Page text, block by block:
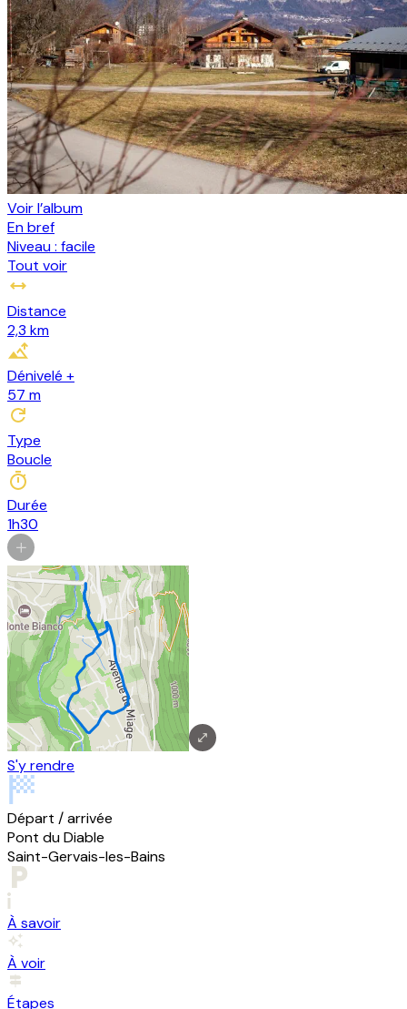
Voir l’album
En bref
Niveau : facile
Tout voir
Distance
2,3 km
Dénivelé +
57 m
Type
Boucle
Durée
1h30
S'y rendre
Départ / arrivée
Pont du Diable
Saint-Gervais-les-Bains
À savoir
À voir
Étapes